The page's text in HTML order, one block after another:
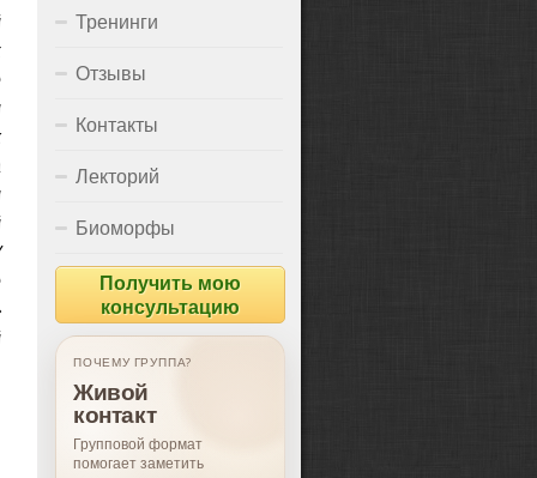
Тренинги
Отзывы
Контакты
Лекторий
Биоморфы
Получить мою
консультацию
ПОЧЕМУ ГРУППА?
Живой
контакт
Групповой формат
помогает заметить
ДЛЯ ЧЕГО ГРУППА?
Поддержка,
опыт, рост
Подходит тем, кто хочет
лучше понимать себя и